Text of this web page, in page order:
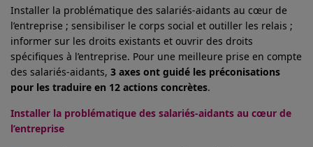
Installer la problématique des salariés-aidants au cœur de
l’entreprise ; sensibiliser le corps social et outiller les relais ;
informer sur les droits existants et ouvrir des droits
spécifiques à l’entreprise. Pour une meilleure prise en compte
des salariés-aidants, 3 axes ont guidé les préconisations
pour les traduire en 12 actions concrètes.
Installer la problématique des salariés-aidants au cœur de
l’entreprise